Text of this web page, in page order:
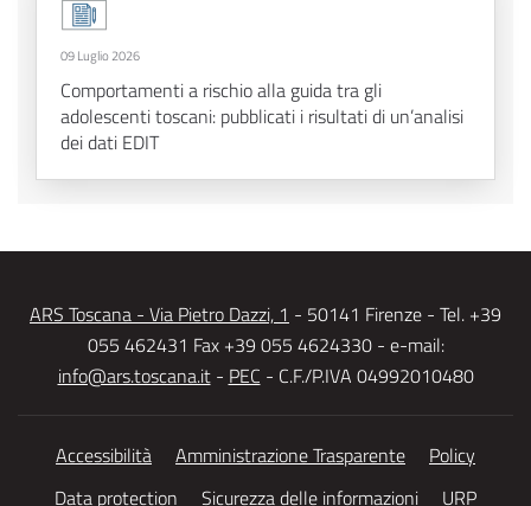
09 Luglio 2026
Comportamenti a rischio alla guida tra gli
adolescenti toscani: pubblicati i risultati di un’analisi
dei dati EDIT
ARS Toscana - Via Pietro Dazzi, 1 - 50141 Firenze - Tel. +39
055 462431 Fax +39 055 4624330 - e-mail:
info@ars.toscana.it- PEC - C.F./P.IVA 04992010480
Accessibilità Amministrazione Trasparente
Policy
Data protection
Sicurezza delle informazioni URP